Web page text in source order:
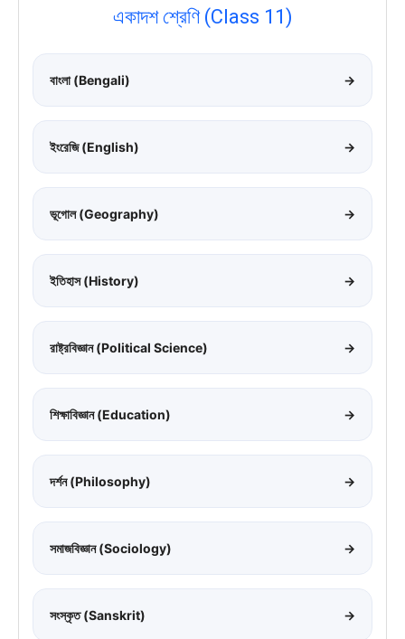
একাদশ শ্রেণি (Class 11)
বাংলা (Bengali) →
ইংরেজি (English) →
ভূগোল (Geography) →
ইতিহাস (History) →
রাষ্ট্রবিজ্ঞান (Political Science) →
শিক্ষাবিজ্ঞান (Education) →
দর্শন (Philosophy) →
সমাজবিজ্ঞান (Sociology) →
সংস্কৃত (Sanskrit) →